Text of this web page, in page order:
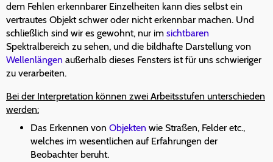
dem Fehlen erkennbarer Einzelheiten kann dies selbst ein
vertrautes Objekt schwer oder nicht erkennbar machen. Und
schließlich sind wir es gewohnt, nur im sichtbaren
Spektralbereich zu sehen, und die bildhafte Darstellung von
Wellenlängen außerhalb dieses Fensters ist für uns schwieriger
zu verarbeiten.
Bei der Interpretation können zwei Arbeitsstufen unterschieden
werden:
Das Erkennen von Objekten wie Straßen, Felder etc.,
welches im wesentlichen auf Erfahrungen der
Beobachter beruht.